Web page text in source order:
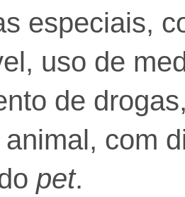
especiais,
uso de
de
com
pet.